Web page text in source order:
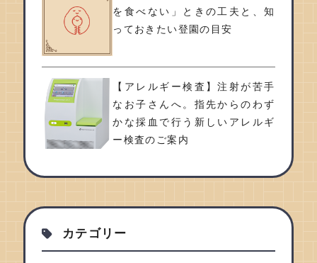
を食べない」ときの工夫と、知
っておきたい登園の目安
【アレルギー検査】注射が苦手
なお子さんへ。指先からのわず
かな採血で行う新しいアレルギ
ー検査のご案内
カテゴリー